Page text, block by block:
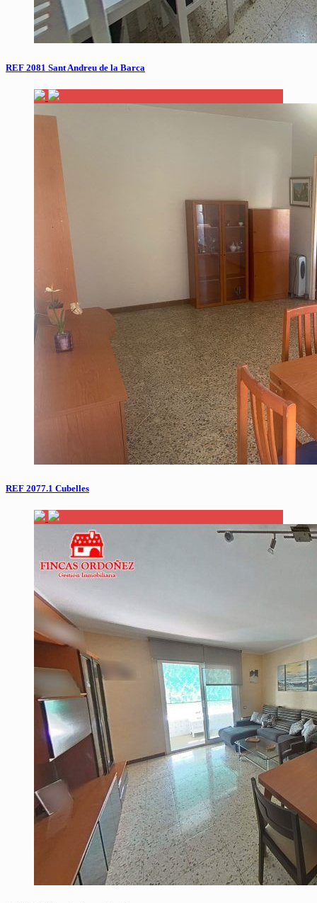
REF 2081 Sant Andreu de la Barca
REF 2077.1 Cubelles